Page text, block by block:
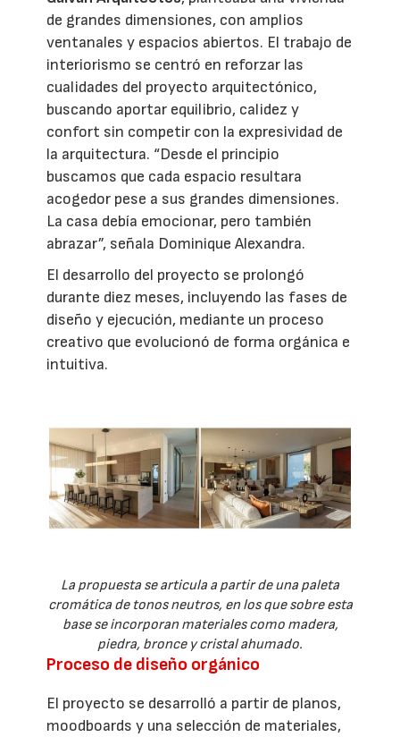
de grandes dimensiones, con amplios
ventanales y espacios abiertos. El trabajo de
interiorismo se centró en reforzar las
cualidades del proyecto arquitectónico,
buscando aportar equilibrio, calidez y
confort sin competir con la expresividad de
la arquitectura. “Desde el principio
buscamos que cada espacio resultara
acogedor pese a sus grandes dimensiones.
La casa debía emocionar, pero también
abrazar”, señala Dominique Alexandra.
El desarrollo del proyecto se prolongó
durante diez meses, incluyendo las fases de
diseño y ejecución, mediante un proceso
creativo que evolucionó de forma orgánica e
intuitiva.
La propuesta se articula a partir de una paleta
cromática de tonos neutros, en los que sobre esta
base se incorporan materiales como madera,
piedra, bronce y cristal ahumado.
Proceso de diseño orgánico
El proyecto se desarrolló a partir de planos,
moodboards y una selección de materiales,